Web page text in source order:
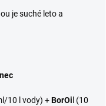
je suché leto a
10 l vody) +BorOi l (10